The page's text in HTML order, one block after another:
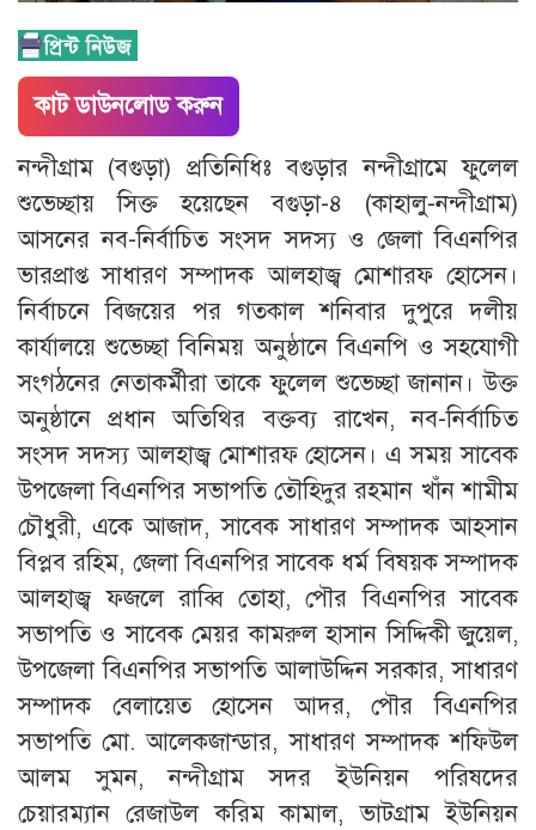
কাট ডাউনলোড করুন
নন্দীগ্রাম (বগুড়া) প্রতিনিধিঃ বগুড়ার নন্দীগ্রামে ফুলেল
শুভেচ্ছায় সিক্ত হয়েছেন বগুড়া-৪ (কাহালু-নন্দীগ্রাম)
আসনের নব-নির্বাচিত সংসদ সদস্য ও জেলা বিএনপির
ভারপ্রাপ্ত সাধারণ সম্পাদক আলহাজ্ব মোশারফ হোসেন।
নির্বাচনে বিজয়ের পর গতকাল শনিবার দুপুরে দলীয়
কার্যালয়ে শুভেচ্ছা বিনিময় অনুষ্ঠানে বিএনপি ও সহযোগী
সংগঠনের নেতাকর্মীরা তাকে ফুলেল শুভেচ্ছা জানান। উক্ত
অনুষ্ঠানে প্রধান অতিথির বক্তব্য রাখেন, নব-নির্বাচিত
সংসদ সদস্য আলহাজ্ব মোশারফ হোসেন। এ সময় সাবেক
উপজেলা বিএনপির সভাপতি তৌহিদুর রহমান খাঁন শামীম
চৌধুরী, একে আজাদ, সাবেক সাধারণ সম্পাদক আহসান
বিপ্লব রহিম, জেলা বিএনপির সাবেক ধর্ম বিষয়ক সম্পাদক
আলহাজ্ব ফজলে রাব্বি তোহা, পৌর বিএনপির সাবেক
সভাপতি ও সাবেক মেয়র কামরুল হাসান সিদ্দিকী জুয়েল,
উপজেলা বিএনপির সভাপতি আলাউদ্দিন সরকার, সাধারণ
সম্পাদক বেলায়েত হোসেন আদর, পৌর বিএনপির
সভাপতি মো. আলেকজান্ডার, সাধারণ সম্পাদক শফিউল
আলম সুমন, নন্দীগ্রাম সদর ইউনিয়ন পরিষদের
চেয়ারম্যান রেজাউল করিম কামাল, ভাটগ্রাম ইউনিয়ন